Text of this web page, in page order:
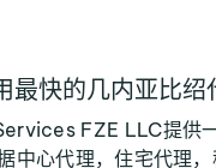
最快的几内亚比绍
FZE LLC提供
中心代理，住宅代理